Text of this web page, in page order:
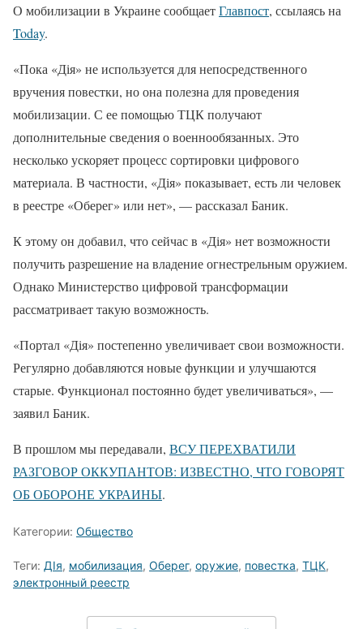
О мобилизации в Украине сообщаетГлавпост, ссылаясь на
Today.
«Пока «Дія» не используется для непосредственного
вручения повестки, но она полезна для проведения
мобилизации. С ее помощью ТЦК получают
дополнительные сведения о военнообязанных. Это
несколько ускоряет процесс сортировки цифрового
материала. В частности, «Дія» показывает, есть ли человек
в реестре «Оберег» или нет», — рассказал Баник.
К этому он добавил, что сейчас в «Дія» нет возможности
получить разрешение на владение огнестрельным оружием.
Однако Министерство цифровой трансформации
рассматривает такую возможность.
«Портал «Дія» постепенно увеличивает свои возможности.
Регулярно добавляются новые функции и улучшаются
старые. Функционал постоянно будет увеличиваться», —
заявил Баник.
В прошлом мы передавали, ВСУ ПЕРЕХВАТИЛИ
РАЗГОВОР ОККУПАНТОВ: ИЗВЕСТНО, ЧТО ГОВОРЯТ
ОБ ОБОРОНЕ УКРАИНЫ.
Категории: Общество
Теги: ДІя, мобилизация, Оберег, оружие, повестка, ТЦК,
электронный реестр